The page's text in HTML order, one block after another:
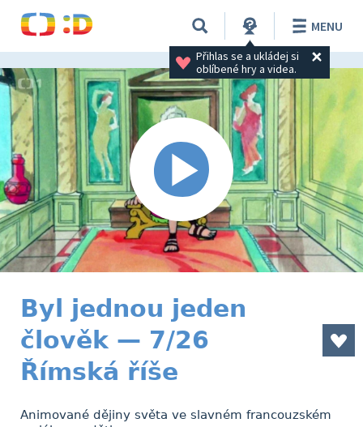
Přihlas se a ukládej si
oblíbené hry a videa.
MENU
Byl jednou jeden
člověk — 7/26
Římská říše
Animované dějiny světa ve slavném francouzském